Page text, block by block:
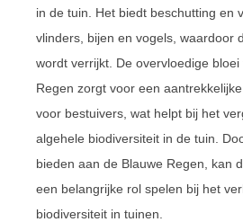
in de tuin. Het biedt beschutting en
vlinders, bijen en vogels, waardoor
wordt verrijkt. De overvloedige bloei
Regen zorgt voor een
voor bestuivers, wat helpt bij het
algehele biodiversiteit in de tuin.
bieden aan de Blauwe Regen, kan
een belangrijke rol spelen bij het
biodiversiteit in tuinen.